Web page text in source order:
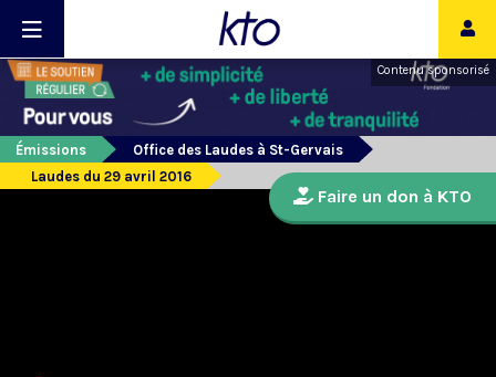
Contenu sponsorisé
Émissions
Office des Laudes à St-Gervais
Laudes du 29 avril 2016
Faire un don à KTO